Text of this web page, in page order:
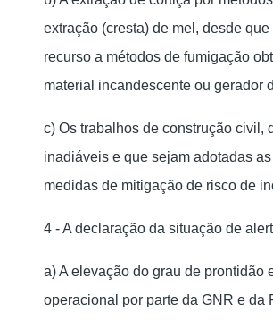
extração (cresta) de mel, desde
recurso a métodos de fumigação
material incandescente ou gerador
c) Os trabalhos de construção civil,
inadiáveis e que sejam adotadas
medidas de mitigação de risco de
4 - A declaração da situação de
a) A elevação do grau de prontidão
operacional por parte da GNR e da